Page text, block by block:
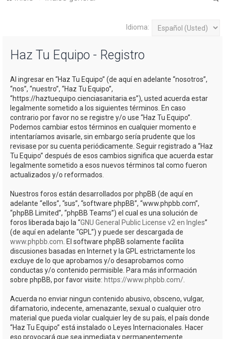
Idioma:
Haz Tu Equipo - Registro
Al ingresar en “Haz Tu Equipo” (de aquí en adelante “nosotros”,
“nos”, “nuestro”, “Haz Tu Equipo”,
“https://haztuequipo.cienciasanitaria.es”), usted acuerda estar
legalmente sometido a los siguientes términos. En caso
contrario por favor no se registre y/o use “Haz Tu Equipo”.
Podemos cambiar estos términos en cualquier momento e
intentaríamos avisarle, sin embargo sería prudente que los
revisase por su cuenta periódicamente. Seguir registrado a “Haz
Tu Equipo” después de esos cambios significa que acuerda estar
legalmente sometido a esos nuevos términos tal como fueron
actualizados y/o reformados.
Nuestros foros están desarrollados por phpBB (de aquí en
adelante “ellos”, “sus”, “software phpBB”, “www.phpbb.com”,
“phpBB Limited”, “phpBB Teams”) el cual es una solución de
foros liberada bajo la “GNU General Public License v2 en Ingles”
(de aquí en adelante “GPL”) y puede ser descargada de
www.phpbb.com . El software phpBB solamente facilita
discusiones basadas en Internet y la GPL estrictamente los
excluye de lo que aprobamos y/o desaprobamos como
conductas y/o contenido permisible. Para más información
sobre phpBB, por favor visite: https://www.phpbb.com/
Acuerda no enviar ningun contenido abusivo, obsceno, vulgar,
difamatorio, indecente, amenazante, sexual o cualquier otro
material que pueda violar cualquier ley de su país, el país donde
“Haz Tu Equipo” está instalado o Leyes Internacionales. Hacer
eso provocará que sea inmediata y permanentemente